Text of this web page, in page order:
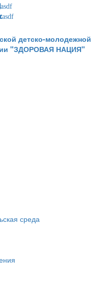
asdf
asdf
детско-молодежной
"ЗДОРОВАЯ НАЦИЯ"
среда